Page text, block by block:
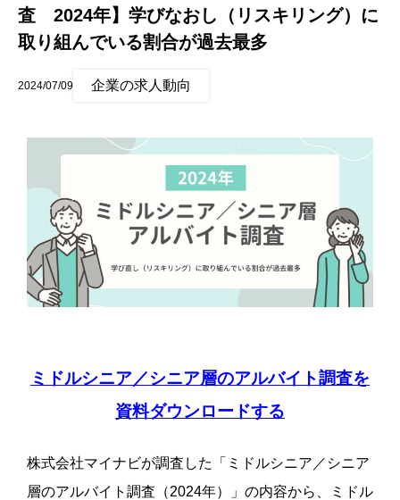
査 2024年】学びなおし（リスキリング）に
取り組んでいる割合が過去最多
2024/07/09 企業の求人動向
ミドルシニア／シニア層のアルバイト調査を
資料ダウンロードする
株式会社マイナビが調査した「ミドルシニア／シニア
層のアルバイト調査（2024年）」の内容から、ミドル